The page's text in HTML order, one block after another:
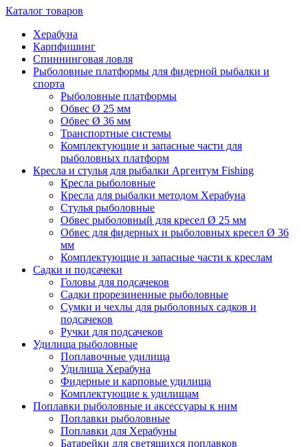
Каталог товаров
Херабуна
Карпфишинг
Спиннинговая ловля
Рыболовные платформы для фидерной рыбалки и
спорта
Рыболовные платформы
Обвес Ø 25 мм
Обвес Ø 36 мм
Транспортные системы
Комплектующие и запасные части для
рыболовных платформ
Кресла и стулья для рыбалки Аргентум Fishing
Кресла рыболовные
Кресла для рыбалки методом Херабуна
Стулья рыболовные
Обвес рыболовный для кресел Ø 25 мм
Обвес для фидерных и рыболовных кресел Ø 36
мм
Комплектующие и запасные части к креслам
Садки и подсачеки
Головы для подсачеков
Садки прорезиненные рыболовные
Сумки и чехлы для рыболовных садков и
подсачеков
Ручки для подсачеков
Удилища рыболовные
Поплавочные удилища
Удилища Херабуна
Фидерные и карповые удилища
Комплектующие к удилищам
Поплавки рыболовные и аксессуары к ним
Поплавки рыболовные
Поплавки для Херабуны
Батарейки для светящихся поплавков